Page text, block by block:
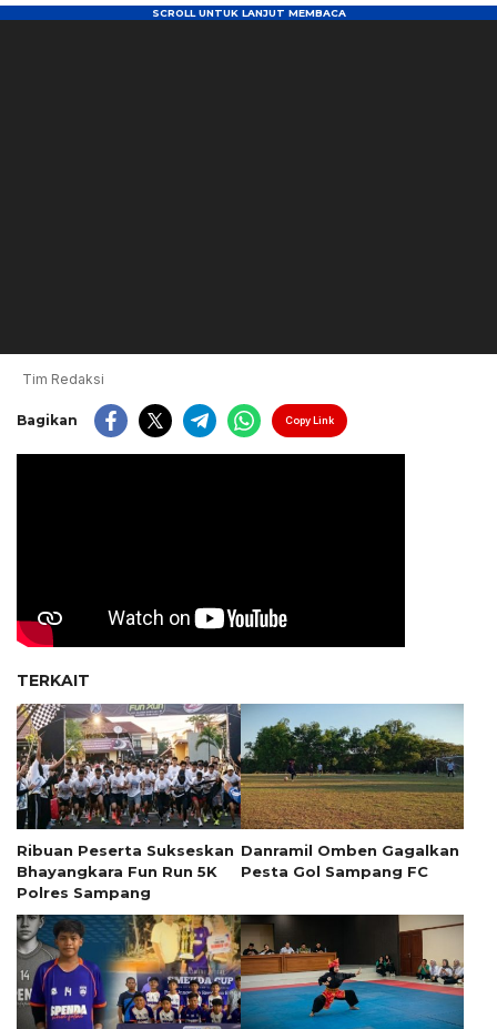
Tim Redaksi
Bagikan Copy Link
TERKAIT
Ribuan Peserta Sukseskan
Bhayangkara Fun Run 5K
Polres Sampang
Danramil Omben Gagalkan
Pesta Gol Sampang FC